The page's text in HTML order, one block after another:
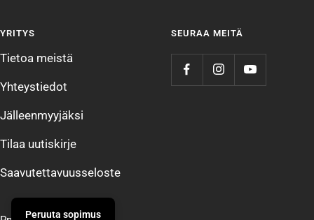
YRITYS
Tietoa meistä
Yhteystiedot
Jälleenmyyjäksi
Tilaa uutiskirje
Saavutettavuusseloste
SEURAA MEITÄ
Peruuta sopimus